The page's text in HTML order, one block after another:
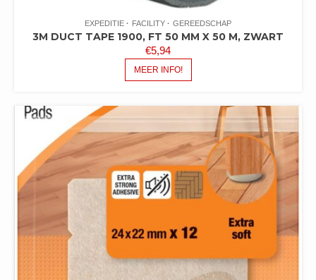
EXPEDITIE FACILITY GEREEDSCHAP
3M DUCT TAPE 1900, FT 50 MM X 50 M, ZWART
€5,94
MEER INFO!